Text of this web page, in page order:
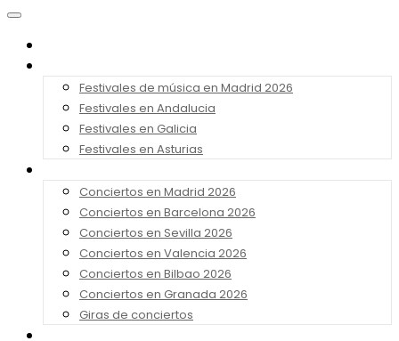
Festivales de música en Madrid 2026
Festivales en Andalucia
Festivales en Galicia
Festivales en Asturias
Conciertos en Madrid 2026
Conciertos en Barcelona 2026
Conciertos en Sevilla 2026
Conciertos en Valencia 2026
Conciertos en Bilbao 2026
Conciertos en Granada 2026
Giras de conciertos